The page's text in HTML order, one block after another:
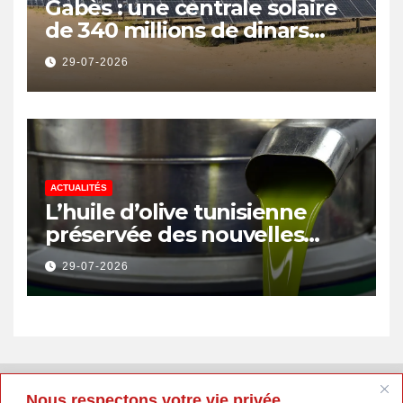
Gabès : une centrale solaire
de 340 millions de dinars
pour renforcer la transition
énergétique et créer 400
emplois
29-07-2026
ACTUALITÉS
L’huile d’olive tunisienne
préservée des nouvelles
surtaxes américaines de
Donald Trump
29-07-2026